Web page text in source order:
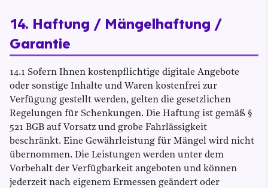
14. Haftung / Mängelhaftung /
Garantie
14.1 Sofern Ihnen kostenpflichtige digitale Angebote
oder sonstige Inhalte und Waren kostenfrei zur
Verfügung gestellt werden, gelten die gesetzlichen
Regelungen für Schenkungen. Die Haftung ist gemäß §
521 BGB auf Vorsatz und grobe Fahrlässigkeit
beschränkt. Eine Gewährleistung für Mängel wird nicht
übernommen. Die Leistungen werden unter dem
Vorbehalt der Verfügbarkeit angeboten und können
jederzeit nach eigenem Ermessen geändert oder